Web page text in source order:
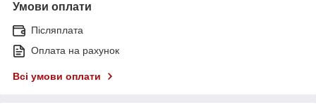
Умови оплати
Післяплата
Оплата на рахунок
Всі умови оплати